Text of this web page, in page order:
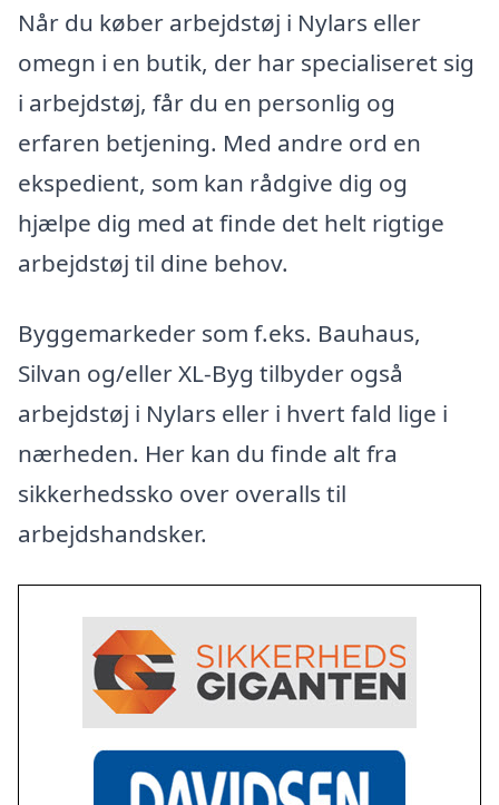
Når du køber arbejdstøj i Nylars eller
omegn i en butik, der har specialiseret sig
i arbejdstøj, får du en personlig og
erfaren betjening. Med andre ord en
ekspedient, som kan rådgive dig og
hjælpe dig med at finde det helt rigtige
arbejdstøj til dine behov.
Byggemarkeder som f.eks. Bauhaus,
Silvan og/eller XL-Byg tilbyder også
arbejdstøj i Nylars eller i hvert fald lige i
nærheden. Her kan du finde alt fra
sikkerhedssko over overalls til
arbejdshandsker.